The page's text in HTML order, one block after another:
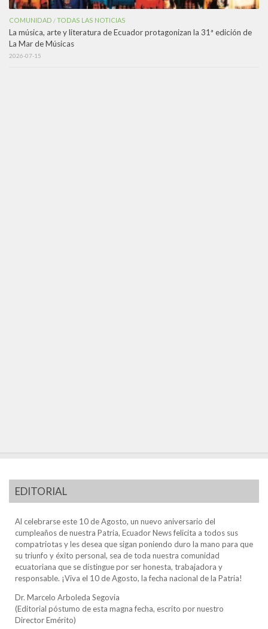
COMUNIDAD /TODAS LAS NOTICIAS
La música, arte y literatura de Ecuador protagonizan la 31ª edición de
La Mar de Músicas
2026-07-15
EDITORIAL
Al celebrarse este 10 de Agosto, un nuevo aniversario del
cumpleaños de nuestra Patria, Ecuador News felicita a todos sus
compatriotas y les desea que sigan poniendo duro la mano para que
su triunfo y éxito personal, sea de toda nuestra comunidad
ecuatoriana que se distingue por ser honesta, trabajadora y
responsable. ¡Viva el 10 de Agosto, la fecha nacional de la Patria!
Dr. Marcelo Arboleda Segovia
(Editorial póstumo de esta magna fecha, escrito por nuestro
Director Emérito)